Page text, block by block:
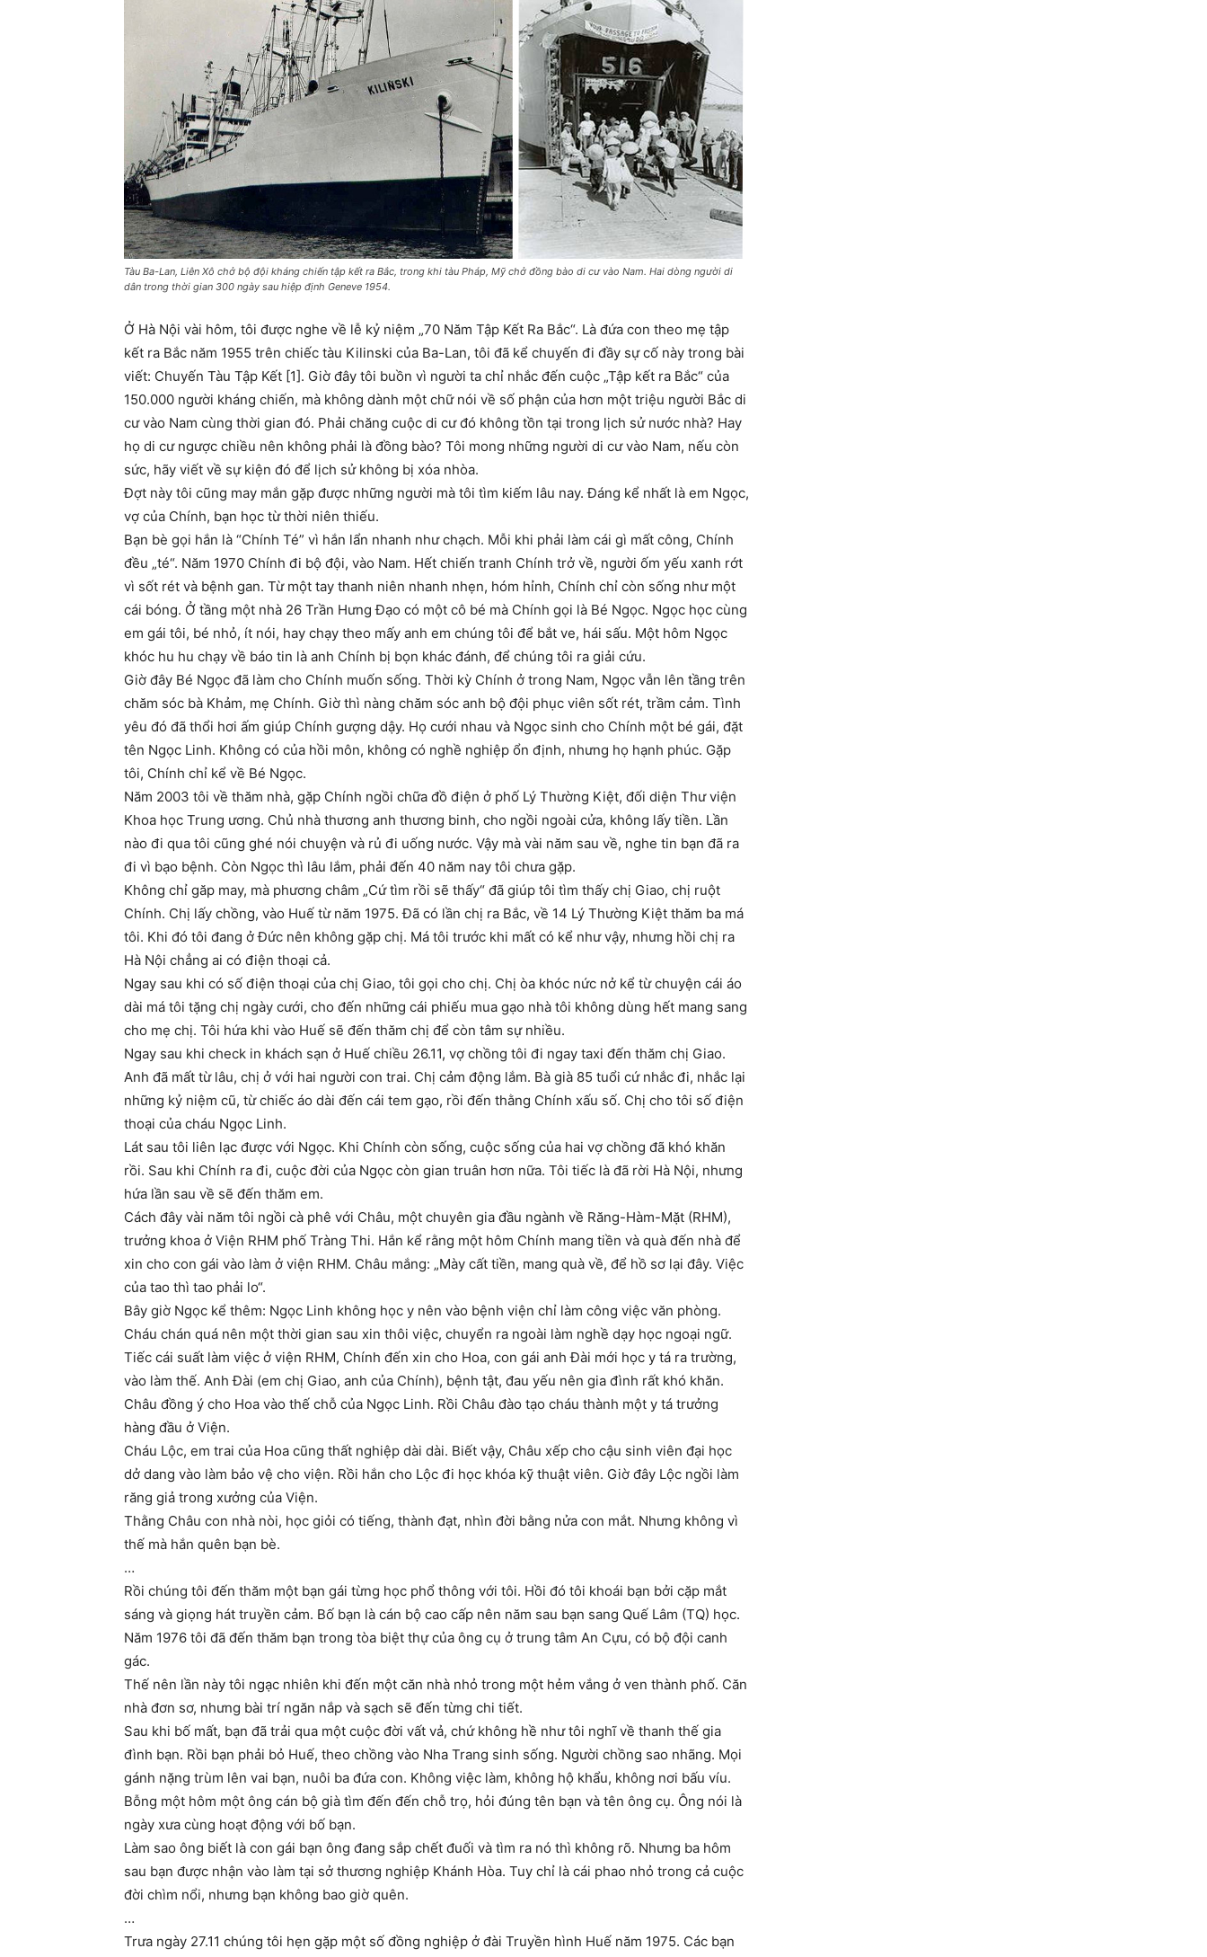
Tàu Ba-Lan, Liên Xô chở bộ đội kháng chiến tập kết ra Bắc, trong khi tàu Pháp, Mỹ chở đồng bào di cư vào Nam. Hai dòng người di
dân trong thời gian 300 ngày sau hiệp định Geneve 1954.
Ở Hà Nội vài hôm, tôi được nghe về lễ kỷ niệm „70 Năm Tập Kết Ra Bắc“. Là đứa con theo mẹ tập
kết ra Bắc năm 1955 trên chiếc tàu Kilinski của Ba-Lan, tôi đã kể chuyến đi đầy sự cố này trong bài
viết: Chuyến Tàu Tập Kết [1]. Giờ đây tôi buồn vì người ta chỉ nhắc đến cuộc „Tập kết ra Bắc“ của
150.000 người kháng chiến, mà không dành một chữ nói về số phận của hơn một triệu người Bắc di
cư vào Nam cùng thời gian đó. Phải chăng cuộc di cư đó không tồn tại trong lịch sử nước nhà? Hay
họ di cư ngược chiều nên không phải là đồng bào? Tôi mong những người di cư vào Nam, nếu còn
sức, hãy viết về sự kiện đó để lịch sử không bị xóa nhòa.
Đợt này tôi cũng may mắn gặp được những người mà tôi tìm kiếm lâu nay. Đáng kể nhất là em Ngọc,
vợ của Chính, bạn học từ thời niên thiếu.
Bạn bè gọi hắn là “Chính Té” vì hắn lẩn nhanh như chạch. Mỗi khi phải làm cái gì mất công, Chính
đều „té“. Năm 1970 Chính đi bộ đội, vào Nam. Hết chiến tranh Chính trở về, người ốm yếu xanh rớt
vì sốt rét và bệnh gan. Từ một tay thanh niên nhanh nhẹn, hóm hỉnh, Chính chỉ còn sống như một
cái bóng. Ở tầng một nhà 26 Trần Hưng Đạo có một cô bé mà Chính gọi là Bé Ngọc. Ngọc học cùng
em gái tôi, bé nhỏ, ít nói, hay chạy theo mấy anh em chúng tôi để bắt ve, hái sấu. Một hôm Ngọc
khóc hu hu chạy về báo tin là anh Chính bị bọn khác đánh, để chúng tôi ra giải cứu.
Giờ đây Bé Ngọc đã làm cho Chính muốn sống. Thời kỳ Chính ở trong Nam, Ngọc vẫn lên tầng trên
chăm sóc bà Khảm, mẹ Chính. Giờ thì nàng chăm sóc anh bộ đội phục viên sốt rét, trầm cảm. Tình
yêu đó đã thổi hơi ấm giúp Chính gượng dậy. Họ cưới nhau và Ngọc sinh cho Chính một bé gái, đặt
tên Ngọc Linh. Không có của hồi môn, không có nghề nghiệp ổn định, nhưng họ hạnh phúc. Gặp
tôi, Chính chỉ kể về Bé Ngọc.
Năm 2003 tôi về thăm nhà, gặp Chính ngồi chữa đồ điện ở phố Lý Thường Kiệt, đối diện Thư viện
Khoa học Trung ương. Chủ nhà thương anh thương binh, cho ngồi ngoài cửa, không lấy tiền. Lần
nào đi qua tôi cũng ghé nói chuyện và rủ đi uống nước. Vậy mà vài năm sau về, nghe tin bạn đã ra
đi vì bạo bệnh. Còn Ngọc thì lâu lắm, phải đến 40 năm nay tôi chưa gặp.
Không chỉ găp may, mà phương châm „Cứ tìm rồi sẽ thấy“ đã giúp tôi tìm thấy chị Giao, chị ruột
Chính. Chị lấy chồng, vào Huế từ năm 1975. Đã có lần chị ra Bắc, về 14 Lý Thường Kiệt thăm ba má
tôi. Khi đó tôi đang ở Đức nên không gặp chị. Má tôi trước khi mất có kể như vậy, nhưng hồi chị ra
Hà Nội chẳng ai có điện thoại cả.
Ngay sau khi có số điện thoại của chị Giao, tôi gọi cho chị. Chị òa khóc nức nở kể từ chuyện cái áo
dài má tôi tặng chị ngày cưới, cho đến những cái phiếu mua gạo nhà tôi không dùng hết mang sang
cho mẹ chị. Tôi hứa khi vào Huế sẽ đến thăm chị để còn tâm sự nhiều.
Ngay sau khi check in khách sạn ở Huế chiều 26.11, vợ chồng tôi đi ngay taxi đến thăm chị Giao.
Anh đã mất từ lâu, chị ở với hai người con trai. Chị cảm động lắm. Bà già 85 tuổi cứ nhắc đi, nhắc lại
những kỷ niệm cũ, từ chiếc áo dài đến cái tem gạo, rồi đến thằng Chính xấu số. Chị cho tôi số điện
thoại của cháu Ngọc Linh.
Lát sau tôi liên lạc được với Ngọc. Khi Chính còn sống, cuộc sống của hai vợ chồng đã khó khăn
rồi. Sau khi Chính ra đi, cuộc đời của Ngọc còn gian truân hơn nữa. Tôi tiếc là đã rời Hà Nội, nhưng
hứa lần sau về sẽ đến thăm em.
Cách đây vài năm tôi ngồi cà phê với Châu, một chuyên gia đầu ngành về Răng-Hàm-Mặt (RHM),
trưởng khoa ở Viện RHM phố Tràng Thi. Hắn kể rằng một hôm Chính mang tiền và quà đến nhà để
xin cho con gái vào làm ở viện RHM. Châu mắng: „Mày cất tiền, mang quà về, để hồ sơ lại đây. Việc
của tao thì tao phải lo“.
Bây giờ Ngọc kể thêm: Ngọc Linh không học y nên vào bệnh viện chỉ làm công việc văn phòng.
Cháu chán quá nên một thời gian sau xin thôi việc, chuyển ra ngoài làm nghề dạy học ngoại ngữ.
Tiếc cái suất làm việc ở viện RHM, Chính đến xin cho Hoa, con gái anh Đài mới học y tá ra trường,
vào làm thế. Anh Đài (em chị Giao, anh của Chính), bệnh tật, đau yếu nên gia đình rất khó khăn.
Châu đồng ý cho Hoa vào thế chỗ của Ngọc Linh. Rồi Châu đào tạo cháu thành một y tá trưởng
hàng đầu ở Viện.
Cháu Lộc, em trai của Hoa cũng thất nghiệp dài dài. Biết vậy, Châu xếp cho cậu sinh viên đại học
dở dang vào làm bảo vệ cho viện. Rồi hắn cho Lộc đi học khóa kỹ thuật viên. Giờ đây Lộc ngồi làm
răng giả trong xưởng của Viện.
Thằng Châu con nhà nòi, học giỏi có tiếng, thành đạt, nhìn đời bằng nửa con mắt. Nhưng không vì
thế mà hắn quên bạn bè.
…
Rồi chúng tôi đến thăm một bạn gái từng học phổ thông với tôi. Hồi đó tôi khoái bạn bởi cặp mắt
sáng và giọng hát truyền cảm. Bố bạn là cán bộ cao cấp nên năm sau bạn sang Quế Lâm (TQ) học.
Năm 1976 tôi đã đến thăm bạn trong tòa biệt thự của ông cụ ở trung tâm An Cựu, có bộ đội canh
gác.
Thế nên lần này tôi ngạc nhiên khi đến một căn nhà nhỏ trong một hẻm vắng ở ven thành phố. Căn
nhà đơn sơ, nhưng bài trí ngăn nắp và sạch sẽ đến từng chi tiết.
Sau khi bố mất, bạn đã trải qua một cuộc đời vất vả, chứ không hề như tôi nghĩ về thanh thế gia
đình bạn. Rồi bạn phải bỏ Huế, theo chồng vào Nha Trang sinh sống. Người chồng sao nhãng. Mọi
gánh nặng trùm lên vai bạn, nuôi ba đứa con. Không việc làm, không hộ khẩu, không nơi bấu víu.
Bỗng một hôm một ông cán bộ già tìm đến đến chỗ trọ, hỏi đúng tên bạn và tên ông cụ. Ông nói là
ngày xưa cùng hoạt động với bố bạn.
Làm sao ông biết là con gái bạn ông đang sắp chết đuối và tìm ra nó thì không rõ. Nhưng ba hôm
sau bạn được nhận vào làm tại sở thương nghiệp Khánh Hòa. Tuy chỉ là cái phao nhỏ trong cả cuộc
đời chìm nổi, nhưng bạn không bao giờ quên.
…
Trưa ngày 27.11 chúng tôi hẹn gặp một số đồng nghiệp ở đài Truyền hình Huế năm 1975. Các bạn